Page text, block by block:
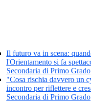
Il futuro va in scena:
l'Orientamento si fa
Secondaria di Primo Grado
"Cosa rischia davvero un
incontro per riflettere e
Secondaria di Primo Grado